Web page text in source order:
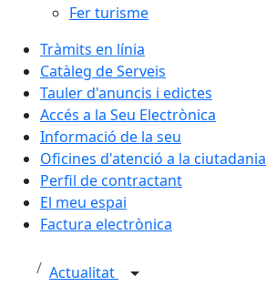
Fer turisme
Tràmits en línia
Catàleg de Serveis
Tauler d'anuncis i edictes
Accés a la Seu Electrònica
Informació de la seu
Oficines d'atenció a la ciutadania
Perfil de contractant
El meu espai
Factura electrònica
Actualitat